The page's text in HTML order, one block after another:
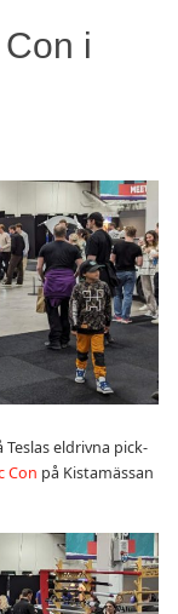
i
eldrivna pick-
Con på Kistamässan